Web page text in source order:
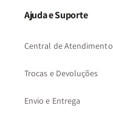
Ajuda e Suporte
Central de Atendimento
Trocas e Devoluções
Envio e Entrega